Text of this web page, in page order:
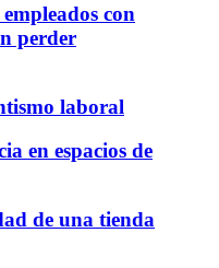
con
perder
laboral
en espacios de
de una tienda